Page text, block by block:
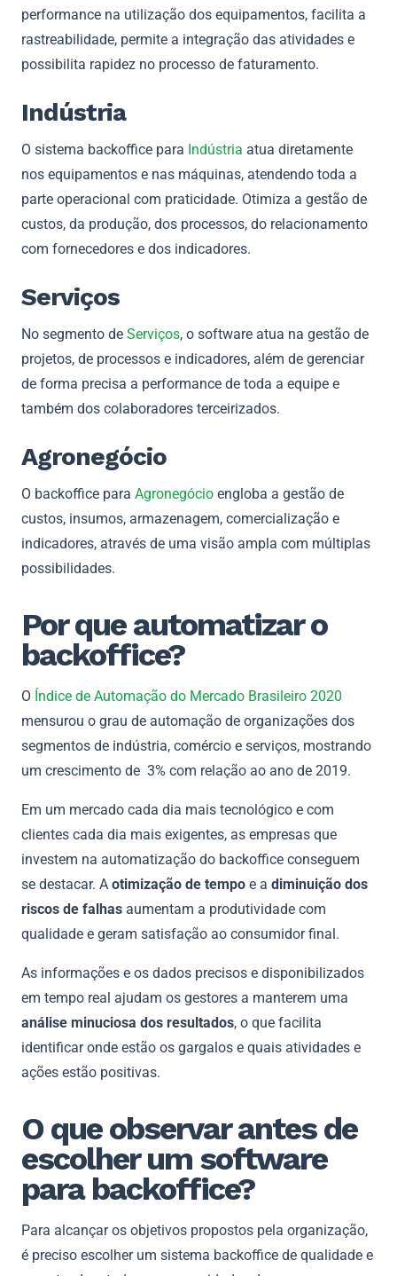
performance na utilização dos equipamentos, facilita a
rastreabilidade, permite a integração das atividades e
possibilita rapidez no processo de faturamento.
Indústria
O sistema backoffice para Indústria atua diretamente
nos equipamentos e nas máquinas, atendendo toda a
parte operacional com praticidade. Otimiza a gestão de
custos, da produção, dos processos, do relacionamento
com fornecedores e dos indicadores.
Serviços
No segmento de Serviços, o software atua na gestão de
projetos, de processos e indicadores, além de gerenciar
de forma precisa a performance de toda a equipe e
também dos colaboradores terceirizados.
Agronegócio
O backoffice para Agronegócio engloba a gestão de
custos, insumos, armazenagem, comercialização e
indicadores, através de uma visão ampla com múltiplas
possibilidades.
Por que automatizar o
backoffice?
O Índice de Automação do Mercado Brasileiro 2020
mensurou o grau de automação de organizações dos
segmentos de indústria, comércio e serviços, mostrando
um crescimento de 3% com relação ao ano de 2019.
Em um mercado cada dia mais tecnológico e com
clientes cada dia mais exigentes, as empresas que
investem na automatização do backoffice conseguem
se destacar. A otimização de tempo e a diminuição dos
riscos de falhas aumentam a produtividade com
qualidade e geram satisfação ao consumidor final.
As informações e os dados precisos e disponibilizados
em tempo real ajudam os gestores a manterem uma
análise minuciosa dos resultados, o que facilita
identificar onde estão os gargalos e quais atividades e
ações estão positivas.
O que observar antes de
escolher um software
para backoffice?
Para alcançar os objetivos propostos pela organização,
é preciso escolher um sistema backoffice de qualidade e